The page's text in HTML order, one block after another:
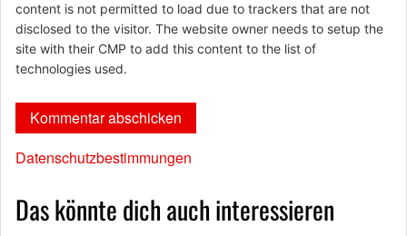
content is not permitted to load due to trackers that are not
disclosed to the visitor. The website owner needs to setup the
site with their CMP to add this content to the list of
technologies used.
Datenschutzbestimmungen
Das könnte dich auch interessieren